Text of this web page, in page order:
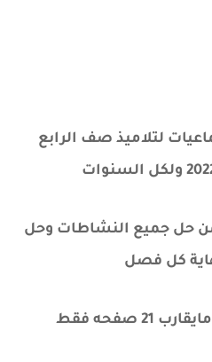
لتلاميذ صف الرابع
حل جميع النشاطات وحل
كل فصل